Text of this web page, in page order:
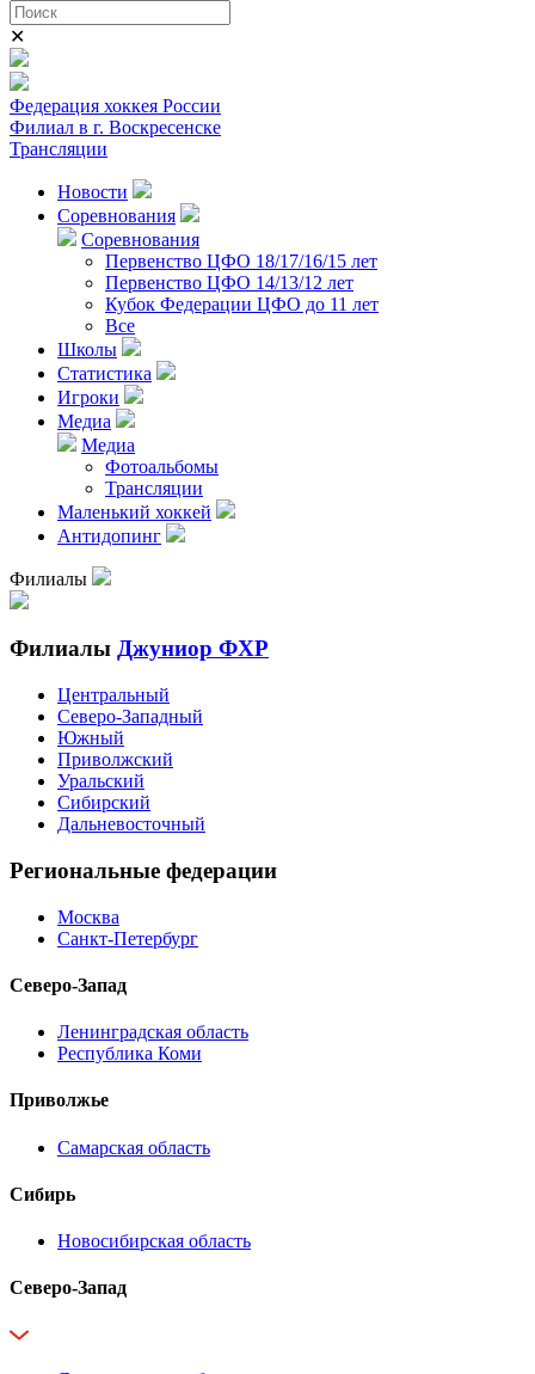
✕
Федерация хоккея России
Филиал в г. Воскресенске
Трансляции
Новости
Соревнования
Соревнования
Первенство ЦФО 18/17/16/15 лет
Первенство ЦФО 14/13/12 лет
Кубок Федерации ЦФО до 11 лет
Все
Школы
Статистика
Игроки
Медиа
Медиа
Фотоальбомы
Трансляции
Маленький хоккей
Антидопинг
Филиалы
Филиалы Джуниор ФХР
Центральный
Северо-Западный
Южный
Приволжский
Уральский
Сибирский
Дальневосточный
Региональные федерации
Москва
Санкт-Петербург
Северо-Запад
Ленинградская область
Республика Коми
Приволжье
Самарская область
Сибирь
Новосибирская область
Северо-Запад